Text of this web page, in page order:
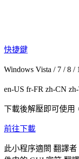
快捷鍵
Windows Vista / 7 / 8 /
en-US fr-FR zh-CN
下載後解壓即可使用
前往下載
此小程序適閤 翻譯者